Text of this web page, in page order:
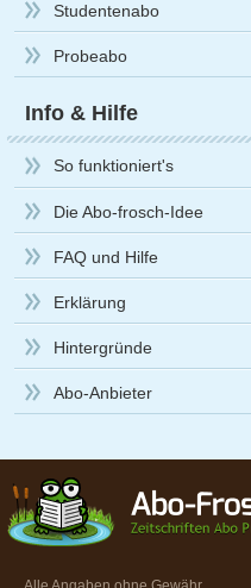
Studentenabo
Probeabo
Info & Hilfe
So funktioniert's
Die Abo-frosch-Idee
FAQ und Hilfe
Erklärung
Hintergründe
Abo-Anbieter